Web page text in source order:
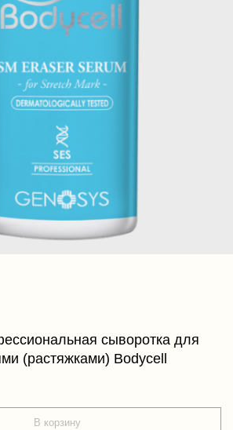
сыворотка для
(растяжками) Bodycell
В корзину